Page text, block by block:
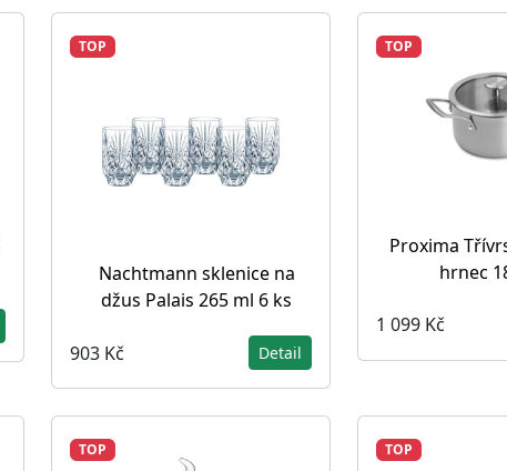
TOP
Nachtmann sklenice na
džus Palais 265 ml 6 ks
903 Kč Detail
TOP
Proxima
hrnec
1 099 Kč
TOP TOP